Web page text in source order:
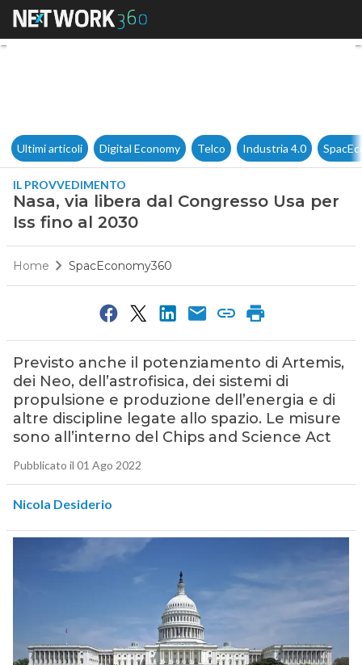
Nasa, via libera dal
Ultimi articoli Digital Economy Telco Industria 4.0
IL PROVVEDIMENTO
Nasa, via libera dal Congresso Usa per
Iss fino al 2030
Home SpacEconomy360
Previsto anche il potenziamento di Artemis,
dei Neo, dell’astrofisica, dei sistemi di
propulsione e produzione dell’energia e di
altre discipline legate allo spazio. Le misure
sono all’interno del Chips and Science Act
Pubblicato il 01 Ago 2022
Nicola Desiderio